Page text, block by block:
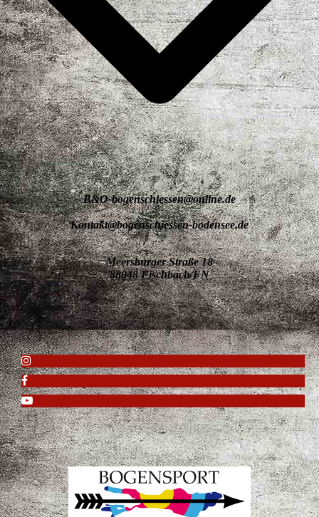
B&O-bogenschiessen@online.de
Kontakt@bogenschiessen-bodensee.de
Meersburger Straße 18
88048 Fischbach/FN